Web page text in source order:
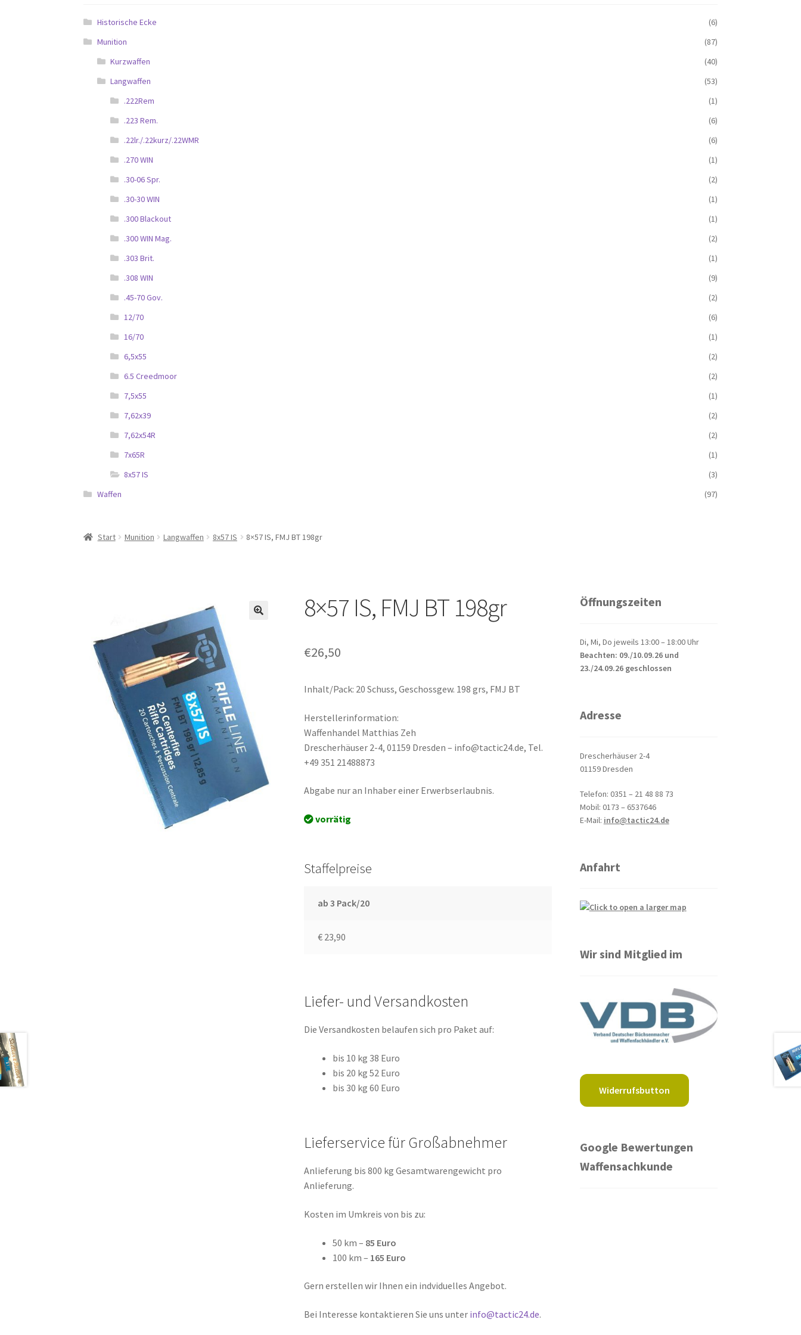
Historische Ecke
(6)
Munition
(87)
Kurzwaffen
(40)
Langwaffen
(53)
.222Rem
(1)
.223 Rem.
(6)
.22lr./.22kurz/.22WMR
(6)
.270 WIN
(1)
.30-06 Spr.
(2)
.30-30 WIN
(1)
.300 Blackout
(1)
.300 WIN Mag.
(2)
.303 Brit.
(1)
.308 WIN
(9)
.45-70 Gov.
(2)
12/70
(6)
16/70
(1)
6,5x55
(2)
6.5 Creedmoor
(2)
7,5x55
(1)
7,62x39
(2)
7,62x54R
(2)
7x65R
(1)
8x57 IS
(3)
Waffen
(97)
Start Munition Langwaffen 8x57 IS 8×57 IS, FMJ BT 198gr
8×57 IS, FMJ BT 198gr
€26,50
Inhalt/Pack: 20 Schuss, Geschossgew. 198 grs, FMJ BT
Herstellerinformation:
Waffenhandel Matthias Zeh
Drescherhäuser 2-4, 01159 Dresden – info@tactic24.de, Tel.
+49 351 21488873
Abgabe nur an Inhaber einer Erwerbserlaubnis.
vorrätig
Staffelpreise
ab 3 Pack/20
€ 23,90
Liefer- und Versandkosten
Die Versandkosten belaufen sich pro Paket auf:
bis 10 kg 38 Euro
bis 20 kg 52 Euro
bis 30 kg 60 Euro
Lieferservice für Großabnehmer
Anlieferung bis 800 kg Gesamtwarengewicht pro
Anlieferung.
Kosten im Umkreis von bis zu:
50 km – 85 Euro
100 km – 165 Euro
Gern erstellen wir Ihnen ein indviduelles Angebot.
Bei Interesse kontaktieren Sie uns unter info@tactic24.de.
Öffnungszeiten
Di, Mi, Do jeweils 13:00 – 18:00 Uhr
Beachten: 09./10.09.26 und
23./24.09.26 geschlossen
Adresse
Drescherhäuser 2-4
01159 Dresden
Telefon: 0351 – 21 48 88 73
Mobil: 0173 – 6537646
E-Mail: info@tactic24.de
Anfahrt
Wir sind Mitglied im
Widerrufsbutton
Google Bewertungen
Waffensachkunde